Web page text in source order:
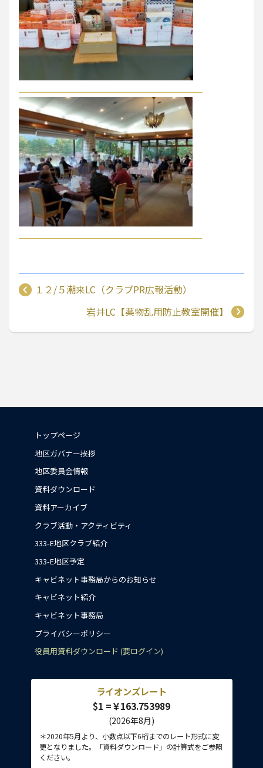
１２/５潮来LC（クラブPR広報活動）
岩井LC【薬物乱用防止教室開催】
トップページ
地区ガバナー挨拶
地区委員会情報
資料ダウンロード
資料アーカイブ
クラブ活動・アクティビティ
333-E地区クラブ紹介
333-E地区予定
キャビネット事務局からのお知らせ
キャビネット紹介
キャビネット事務局
プライバシーポリシー
役員用資料ダウンロード (要ログイン)
ライオンズレート
$1 =￥163.753989
(2026年8月)
＊2020年5月より、小数点以下6桁までのレート形式に変
更となりました。「資料ダウンロード」の計算式をご参照
ください。